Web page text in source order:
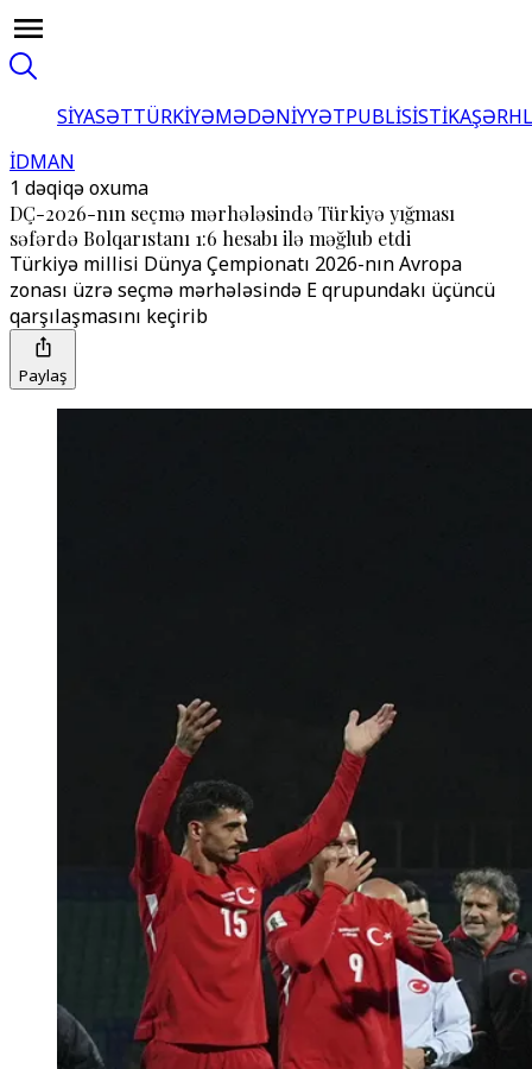
SİYASƏTTÜRKİYƏMƏDƏNİYYƏTPUBLİSİSTİKA
İDMAN
1 dəqiqə oxuma
DÇ-2026-nın seçmə mərhələsində Türkiyə yığması
səfərdə Bolqarıstanı 1:6 hesabı ilə məğlub etdi
Türkiyə millisi Dünya Çempionatı 2026-nın Avropa
zonası üzrə seçmə mərhələsində E qrupundakı üçüncü
qarşılaşmasını keçirib
Paylaş